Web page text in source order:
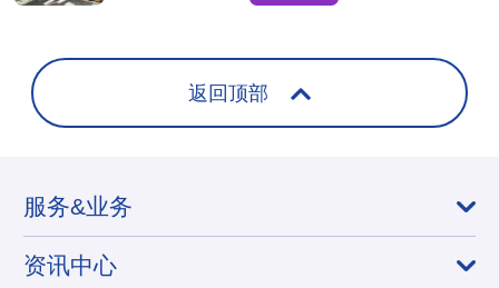
牌合
返回顶部
服务&业务
资讯中心